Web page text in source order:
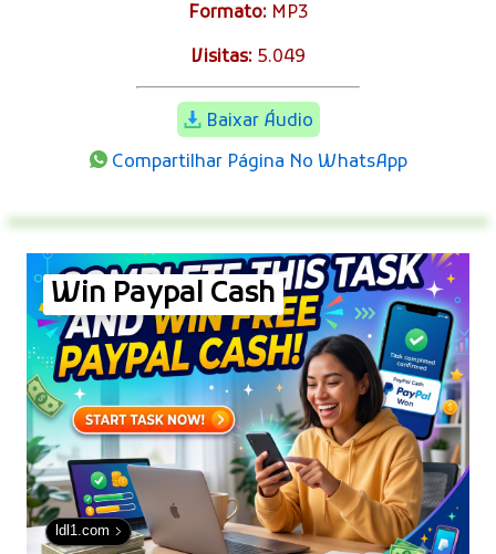
Formato:MP3
Visitas:5.049
Baixar Áudio
Compartilhar Página No WhatsApp
Win Paypal Cash
ldl1.com